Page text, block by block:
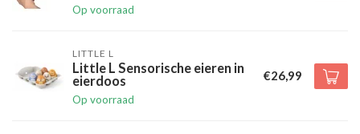
Op voorraad
LITTLE L
Little L Sensorische eieren in
eierdoos
Op voorraad
€26,99